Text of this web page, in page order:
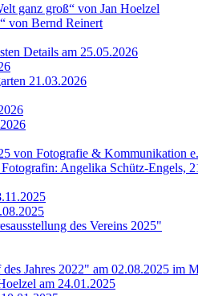
ganz groß“ von Jan Hoelzel
von Bernd Reinert
Details am 25.05.2026
21.03.2026
von Fotografie & Kommunikation
Angelika Schütz-Engels,
des Vereins 2025"
Jahres 2022" am 02.08.2025 im
am 24.01.2025